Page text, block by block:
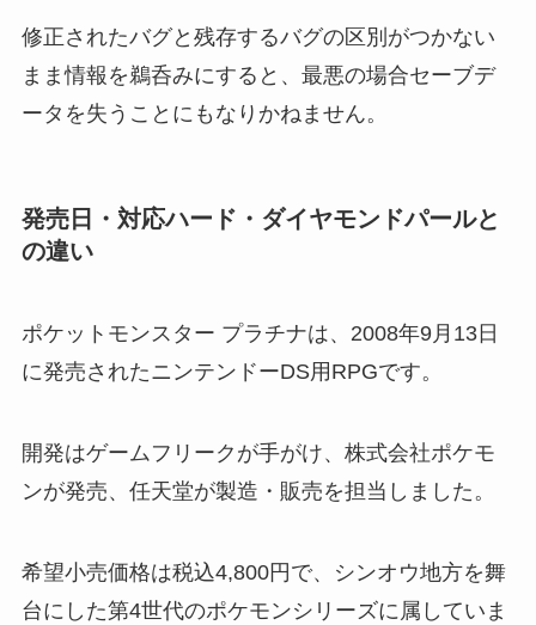
修正されたバグと残存するバグの区別がつかない
まま情報を鵜呑みにすると、最悪の場合セーブデ
ータを失うことにもなりかねません。
発売日・対応ハード・ダイヤモンドパールと
の違い
ポケットモンスター プラチナは、2008年9月13日
に発売されたニンテンドーDS用RPGです。
開発はゲームフリークが手がけ、株式会社ポケモ
ンが発売、任天堂が製造・販売を担当しました。
希望小売価格は税込4,800円で、シンオウ地方を舞
台にした第4世代のポケモンシリーズに属していま